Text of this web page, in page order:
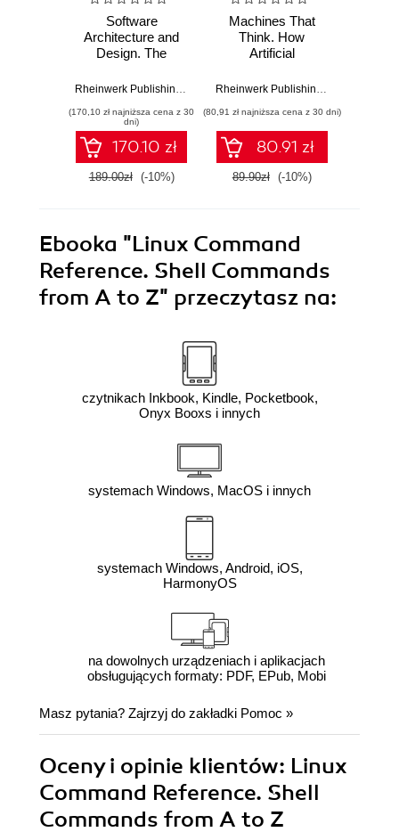
Software
Architecture and
Design. The
Design Patterns
Kristian Köhler
(170,10 zł najniższa cena z 30
dni)
170.10 zł
189.00zł (-10%)
Machines That
Think. How
Artificial
and What It Means
(80,91 zł najniższa cena z 30 dni)
80.91 zł
89.90zł (-10%)
Ebooka "Linux Command
Reference. Shell Commands
from A to Z" przeczytasz na:
czytnikach Inkbook, Kindle, Pocketbook,
Onyx Booxs i innych
systemach Windows, MacOS i innych
systemach Windows, Android, iOS,
HarmonyOS
na dowolnych urządzeniach i aplikacjach
obsługujących formaty: PDF, EPub, Mobi
Masz pytania? Zajrzyj do zakładki Pomoc »
Oceny i opinie klientów: Linux
Command Reference. Shell
Commands from A to Z